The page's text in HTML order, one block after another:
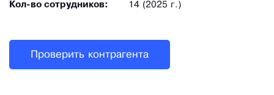
Кол-во сотрудников: 14 (2025 г.)
Проверить контрагента